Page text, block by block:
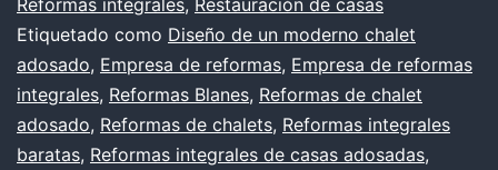
Reformas integrales, Restauración de casas
Etiquetado como Diseño de un moderno chalet
adosado, Empresa de reformas, Empresa de reformas
integrales, Reformas Blanes, Reformas de chalet
adosado, Reformas de chalets, Reformas integrales
baratas, Reformas integrales de casas adosadas,